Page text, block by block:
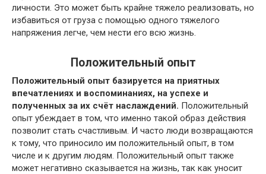
личности. Это может быть крайне тяжело реализовать, но
избавиться от груза с помощью одного тяжелого
напряжения легче, чем нести его всю жизнь.
Положительный опыт
Положительный опыт базируется на приятных
впечатлениях и воспоминаниях, на успехе и
полученных за их счёт наслаждений. Положительный
опыт убеждает в том, что именно такой образ действия
позволит стать счастливым. И часто люди возвращаются
к тому, что приносило им положительный опыт, в том
числе и к другим людям. Положительный опыт также
может негативно сказывается на жизнь, так как уносит